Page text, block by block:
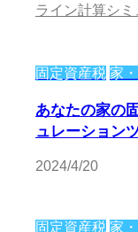
ライン計算シ
固定資産税 家
あなたの家の
ュレーション
2024/4/20
固定資産税 家